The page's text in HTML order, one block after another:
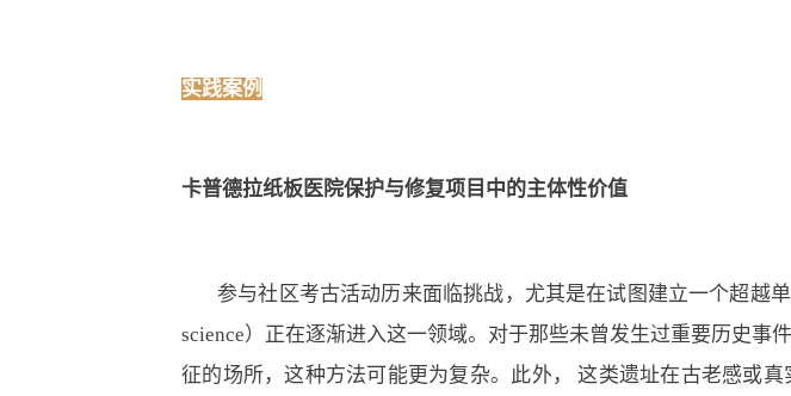
实践案例
卡普德拉纸板医院保护与修复项目中的主体性价值
参与社区考古活动历来面临挑战，尤其是在试图建立一个超越
science）正在逐渐进入这一领域。对于那些未曾发生过重要历史
征的场所，这种方法可能更为复杂。此外， 这类遗址在古老感或